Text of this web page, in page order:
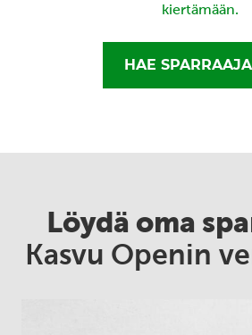
kiertämään.
HAE
Löydä oma
Kasvu Openin